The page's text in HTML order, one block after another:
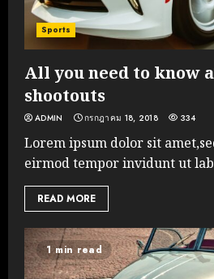
Sports
All you need to know
shootouts
ADMIN กรกฎาคม 18, 2018 334
Lorem ipsum dolor sit
eirmod tempor invidunt ut
READ MORE
1 min read